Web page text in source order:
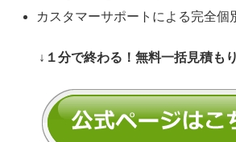
カスタマーサポートによる完全個
↓１分で終わる！無料一括見積も